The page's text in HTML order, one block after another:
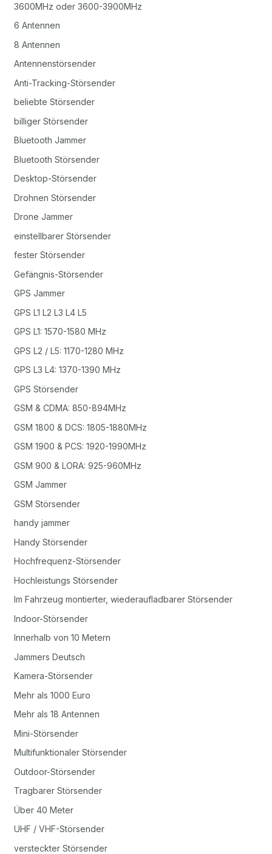
3600MHz oder 3600-3900MHz
6 Antennen
8 Antennen
Antennenstörsender
Anti-Tracking-Störsender
beliebte Störsender
billiger Störsender
Bluetooth Jammer
Bluetooth Störsender
Desktop-Störsender
Drohnen Störsender
Drone Jammer
einstellbarer Störsender
fester Störsender
Gefängnis-Störsender
GPS Jammer
GPS L1 L2 L3 L4 L5
GPS L1: 1570-1580 MHz
GPS L2 / L5: 1170-1280 MHz
GPS L3 L4: 1370-1390 MHz
GPS Störsender
GSM & CDMA: 850-894MHz
GSM 1800 & DCS: 1805-1880MHz
GSM 1900 & PCS: 1920-1990MHz
GSM 900 & LORA: 925-960MHz
GSM Jammer
GSM Störsender
handy jammer
Handy Störsender
Hochfrequenz-Störsender
Hochleistungs Störsender
Im Fahrzeug montierter, wiederaufladbarer Störsender
Indoor-Störsender
Innerhalb von 10 Metern
Jammers Deutsch
Kamera-Störsender
Mehr als 1000 Euro
Mehr als 18 Antennen
Mini-Störsender
Multifunktionaler Störsender
Outdoor-Störsender
Tragbarer Störsender
Über 40 Meter
UHF / VHF-Störsender
versteckter Störsender